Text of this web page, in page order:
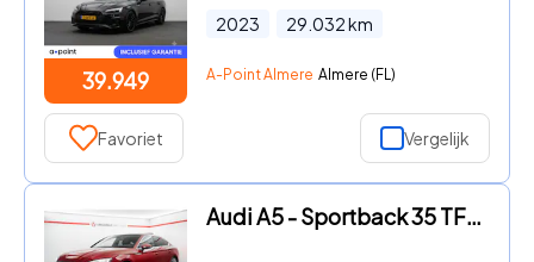
39.949
2023 29.032km
A-Point Almere Almere (FL)
Favoriet Vergelijk
Audi A5 - Sportback 35 TFSI Sport S-line edition Panorama